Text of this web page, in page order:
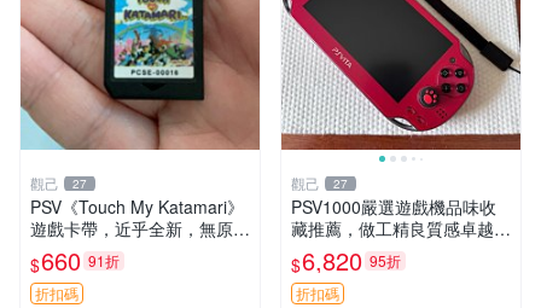
觀己 27
PSV《Touch My Katamari》
遊戲卡帶，近乎全新，無原廠
包裝，經典滾動球樂趣等你來
挑戰，嚴選好物推薦。Katam
ari Touch 測試版
$660 91折
折扣碼
觀己 27
PSV1000嚴選遊戲機品味收
藏推薦，做工精良質感卓越
屏幕表現領先一代 無塑料廉
感 上手順滑 psv1000 psv100
0電玩 psv1000遊戲機
$6,820 95折
折扣碼